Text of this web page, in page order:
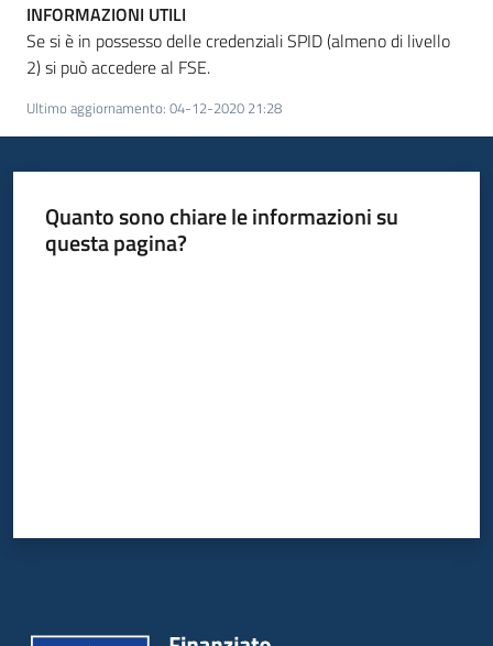
INFORMAZIONI UTILI
Se si è in possesso delle credenziali SPID (almeno di livello
2) si può accedere al FSE.
Ultimo aggiornamento: 04-12-2020 21:28
Quanto sono chiare le informazioni su
questa pagina?